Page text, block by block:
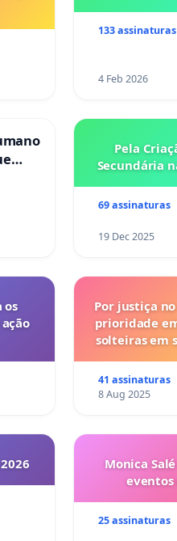
133 assinaturas
4 Feb 2026
Pela
Secundária
69 assinaturas
19 Dec 2025
os
Por justiça
prioridade
solteiras em
41 assinaturas
8 Aug 2025
Monica
eventos
25 assinaturas